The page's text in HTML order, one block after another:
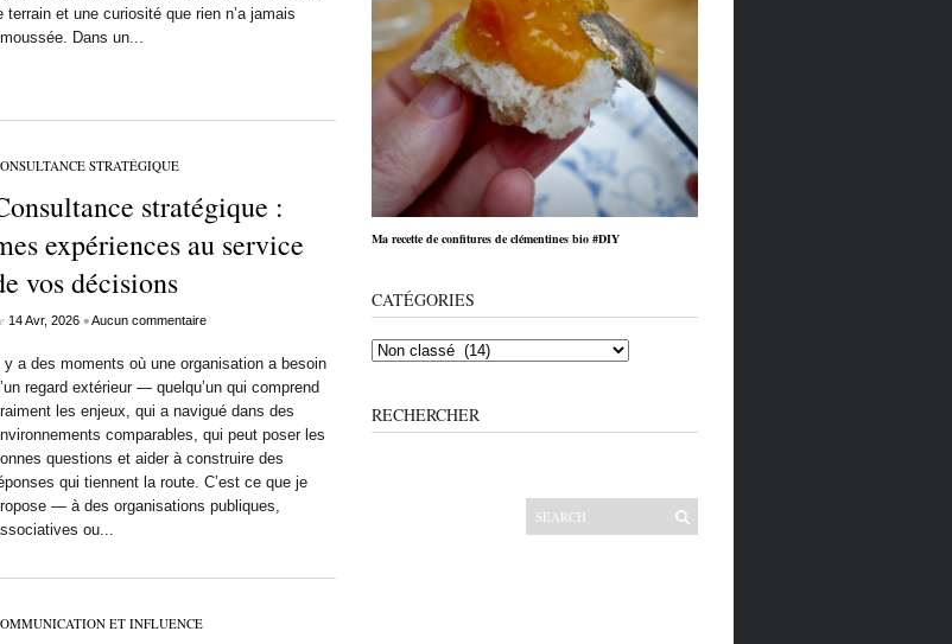
terrain et une curiosité que rien n’a jamais
Dans un...
STRATÉGIQUE
stratégique :
expériences au service
vos décisions
14 Avr, 2026 •Aucun commentaire
Il y a des moments où une organisation a besoin
regard extérieur — quelqu’un qui comprend
les enjeux, qui a navigué dans des
comparables, qui peut poser les
questions et aider à construire des
qui tiennent la route. C’est ce que je
— à des organisations publiques,
ou...
ET INFLUENCE
Ma recette de confitures de clémentines bio #DIY
CATÉGORIES
RECHERCHER